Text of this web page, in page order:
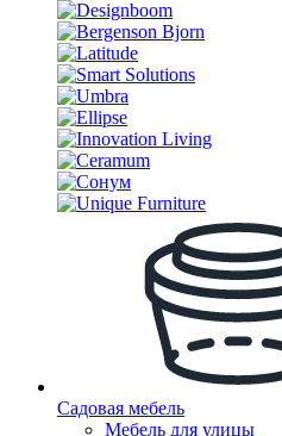
Садовая мебель
Мебель для улицы